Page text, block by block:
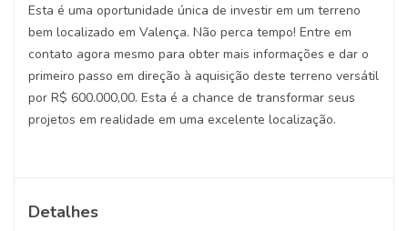
Esta é uma oportunidade única de investir em um terreno
bem localizado em Valença. Não perca tempo! Entre em
contato agora mesmo para obter mais informações e dar o
primeiro passo em direção à aquisição deste terreno versátil
por R$ 600.000,00. Esta é a chance de transformar seus
projetos em realidade em uma excelente localização.
Detalhes